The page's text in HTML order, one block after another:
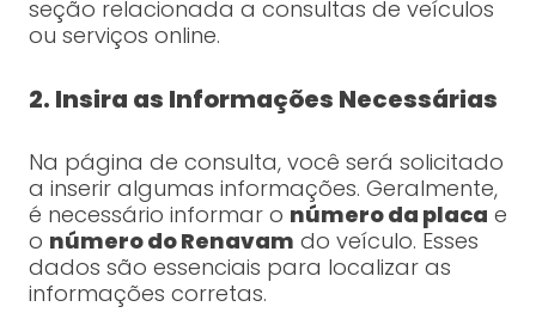
seção relacionada a consultas de veículos
ou serviços online.
2. Insira as Informações Necessárias
Na página de consulta, você será solicitado
a inserir algumas informações. Geralmente,
é necessário informar o número da placa e
o número do Renavam do veículo. Esses
dados são essenciais para localizar as
informações corretas.